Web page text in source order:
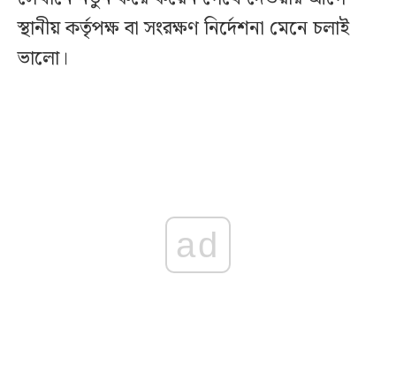
স্থানীয় কর্তৃপক্ষ বা সংরক্ষণ নির্দেশনা মেনে চলাই
ভালো।
ad